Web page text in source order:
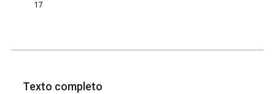
17
Texto completo